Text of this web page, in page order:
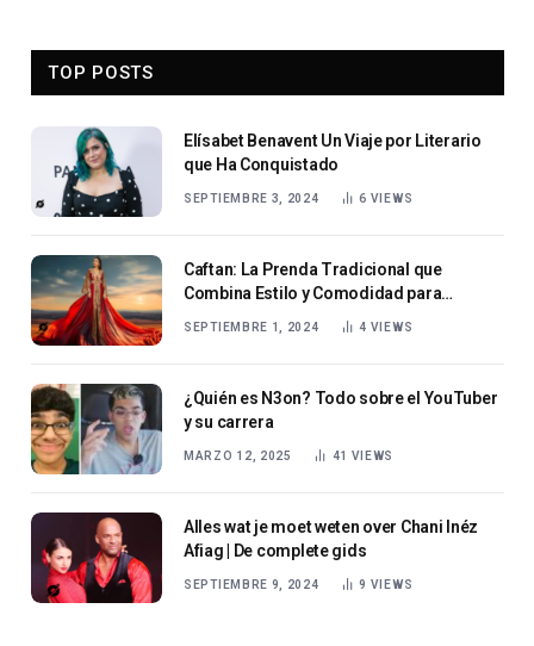
TOP POSTS
Elísabet Benavent Un Viaje por Literario
que Ha Conquistado
SEPTIEMBRE 3, 2024 6 VIEWS
Caftan: La Prenda Tradicional que
Combina Estilo y Comodidad para
SEPTIEMBRE 1, 2024 4 VIEWS
¿Quién es N3on? Todo sobre el YouTuber
y su carrera
MARZO 12, 2025 41 VIEWS
Alles wat je moet weten over Chani Inéz
Afiag | De complete gids
SEPTIEMBRE 9, 2024 9 VIEWS